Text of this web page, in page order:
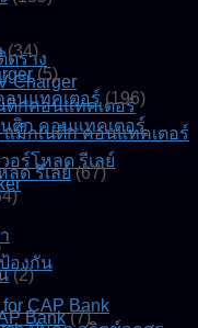
ดราง
Charger
ติกคอนแทคเตอร์
แม็กเนติก คอนแทคเตอร์
อร์โหลด รีเลย์
องกัน
CAP Bank
(34)
(5)
อนแทคเตอร์ (196)
นติก คอนแทคเตอร์
ลด รีเลย์ (67)
(2)
Bank (7)